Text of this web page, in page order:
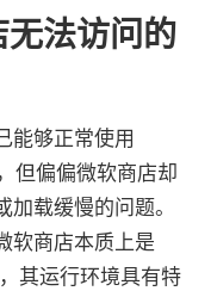
无法访问的
能够正常使用
但偏偏微软商店却
载缓慢的问题。
软商店本质上是
其运行环境具有特